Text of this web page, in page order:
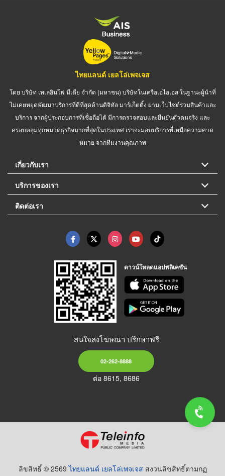
ไทยแลนด์ เยลโล่เพจเจส
โดย บริษัท เทเลอินโฟ มีเดีย จำกัด (มหาชน) บริษัทในเครือเอไอเอส ในฐานะผู้นำที่
ไม่เคยหยุดพัฒนาบริการที่ดีที่สุดด้านดิจิทัล มาร์เก็ตติ้ง ผ่านเว็บไซต์รวมสินค้าและ
บริการ จากผู้ประกอบการที่เชื่อถือได้ มีการตรวจสอบและยืนยันตัวตนจริง และ
ครอบคลุมทุกหมวดธุรกิจมากที่สุดในประเทศ เราจะมอบบริการที่เหนือความคาด
หมาย จากทีมงานคุณภาพ
เกี่ยวกับเรา
บริการของเรา
ติดต่อเรา
ดาวน์โหลดแอปพลิเคชัน
สนใจลงโฆษณา ปรึกษาฟรี
02-262-8888
ต่อ 8615, 8686
ลิขสิทธิ์ © 2569ไทยแลนด์ เยลโล่เพจเจส สงวนลิขสิทธิ์ตามกฏ